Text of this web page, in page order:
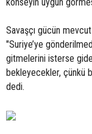
Savaşçı gücün
"Suriye’ye
gitmelerini isterse
bekleyecekler, çünkü
dedi.